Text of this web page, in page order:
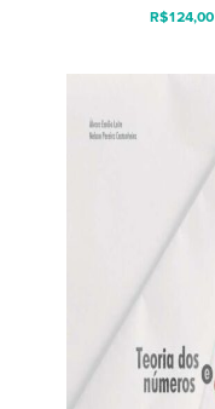
R$124,00